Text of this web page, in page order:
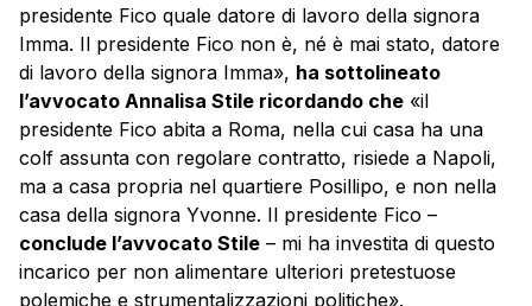
presidente Fico quale datore di lavoro della signora
Imma. Il presidente Fico non è, né è mai stato, datore
di lavoro della signora Imma», ha sottolineato
l’avvocato Annalisa Stile ricordando che «il
presidente Fico abita a Roma, nella cui casa ha una
colf assunta con regolare contratto, risiede a Napoli,
ma a casa propria nel quartiere Posillipo, e non nella
casa della signora Yvonne. Il presidente Fico –
conclude l’avvocato Stile – mi ha investita di questo
incarico per non alimentare ulteriori pretestuose
polemiche e strumentalizzazioni politiche».